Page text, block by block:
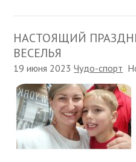
НАСТОЯЩИЙ
ВЕСЕЛЬЯ
19 июня 2023Чудо-спорт